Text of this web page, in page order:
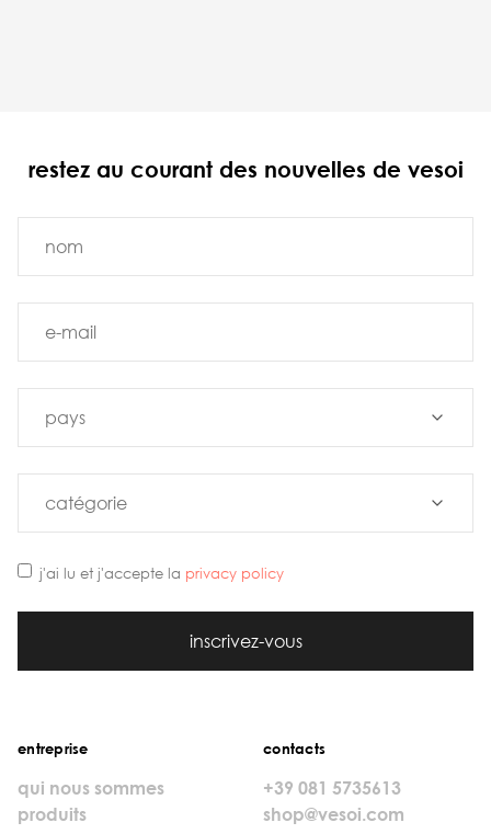
restez au courant des nouvelles de vesoi
j'ai lu et j'accepte la privacy policy
inscrivez-vous
entreprise
qui nous sommes
produits
contacts
+39 081 5735613
shop@vesoi.com